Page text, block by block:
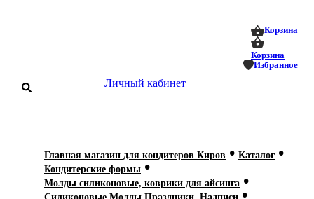
Корзина
Корзина
Избранное
Личный кабинет
Главная магазин для кондитеров Киров • Каталог •
Кондитерские формы •
Молды силиконовые, коврики для айсинга •
•